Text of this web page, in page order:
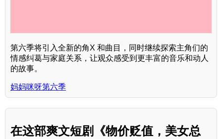
第六季将引入全新的角X 和曲目，同时继续探索主角们的
情感纠葛与家庭关系，让观众感受到更丰富的音乐和动人
的故事。
妈妈咪呀第六季
在这部爽文短剧《物价贬值，美女总